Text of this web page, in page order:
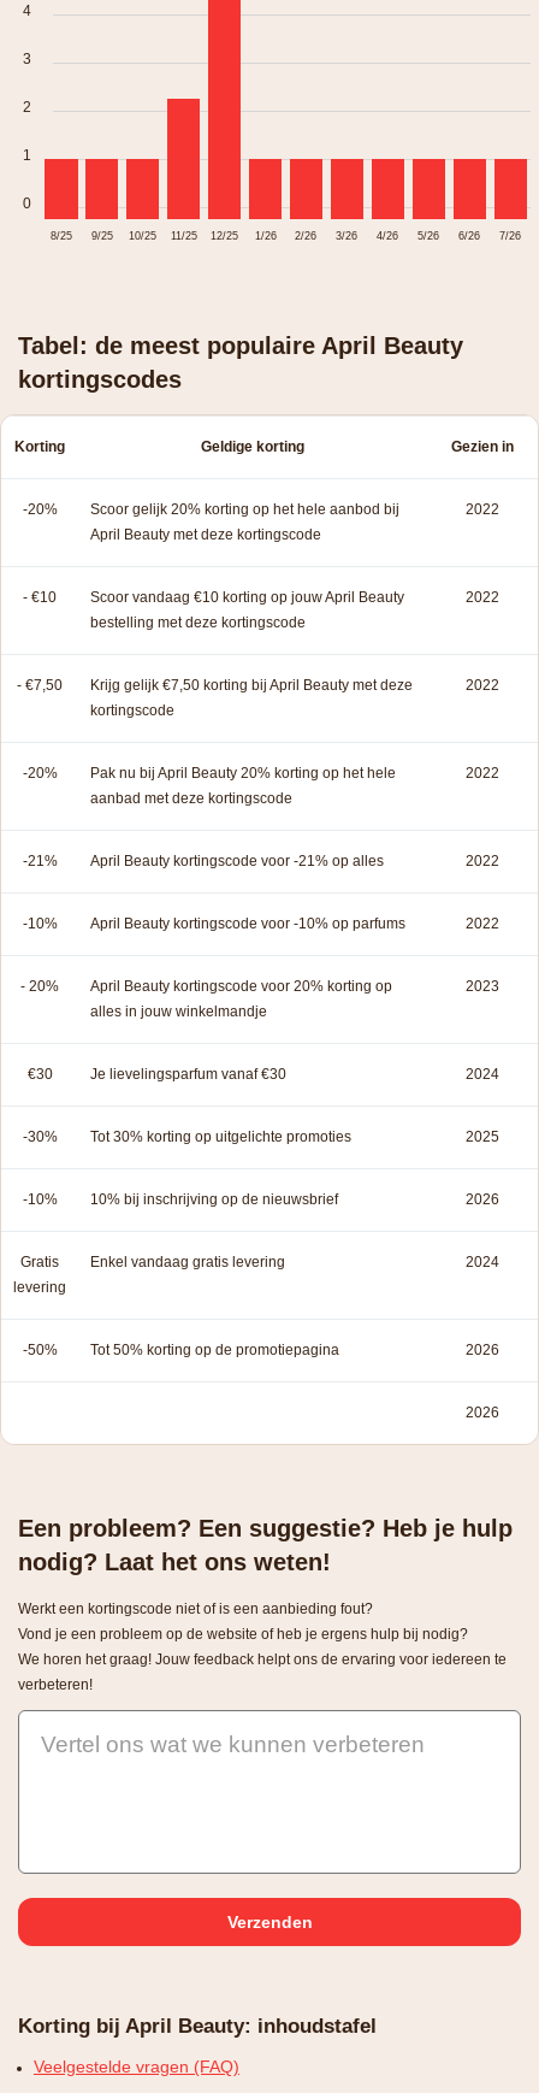
4
3
2
1
0
8/25 9/25 10/25 11/25 12/25 1/26 2/26 3/26 4/26 5/26 6/26 7/26
Tabel: de meest populaire April Beauty
kortingscodes
Korting Geldige korting Gezien in
-20%
Scoor gelijk 20% korting op het hele aanbod bij
April Beauty met deze kortingscode
2022
- €10
Scoor vandaag €10 korting op jouw April Beauty
bestelling met deze kortingscode
2022
- €7,50
Krijg gelijk €7,50 korting bij April Beauty met deze
kortingscode
2022
-20%
Pak nu bij April Beauty 20% korting op het hele
aanbad met deze kortingscode
2022
-21% April Beauty kortingscode voor -21% op alles 2022
-10% April Beauty kortingscode voor -10% op parfums 2022
- 20%
April Beauty kortingscode voor 20% korting op
alles in jouw winkelmandje
2023
€30 Je lievelingsparfum vanaf €30 2024
-30% Tot 30% korting op uitgelichte promoties 2025
-10% 10% bij inschrijving op de nieuwsbrief 2026
Gratis
levering
Enkel vandaag gratis levering 2024
-50% Tot 50% korting op de promotiepagina 2026
2026
Een probleem? Een suggestie? Heb je hulp
nodig? Laat het ons weten!
Werkt een kortingscode niet of is een aanbieding fout?
Vond je een probleem op de website of heb je ergens hulp bij nodig?
We horen het graag! Jouw feedback helpt ons de ervaring voor iedereen te
verbeteren!
Vertel ons wat we kunnen verbeteren
Korting bij April Beauty: inhoudstafel
Veelgestelde vragen (FAQ)